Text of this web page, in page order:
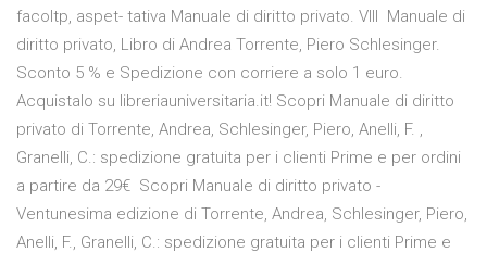
facoltр, aspet- tativa Manuale di diritto privato. VIII Manuale di
diritto privato, Libro di Andrea Torrente, Piero Schlesinger.
Sconto 5 % e Spedizione con corriere a solo 1 euro.
Acquistalo su libreriauniversitaria.it! Scopri Manuale di diritto
privato di Torrente, Andrea, Schlesinger, Piero, Anelli, F. ,
Granelli, C.: spedizione gratuita per i clienti Prime e per ordini
a partire da 29€ Scopri Manuale di diritto privato -
Ventunesima edizione di Torrente, Andrea, Schlesinger, Piero,
Anelli, F., Granelli, C.: spedizione gratuita per i clienti Prime e